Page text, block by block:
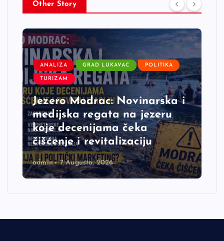
Other Story
ANALIZA GRAD LUKAVAC POLITIKA
TURIZAM
Jezero Modrac: Novinarska i
medijska regata na jezeru
koje decenijama čeka
čišćenje i revitalizaciju
admin 7 Augusta, 2026